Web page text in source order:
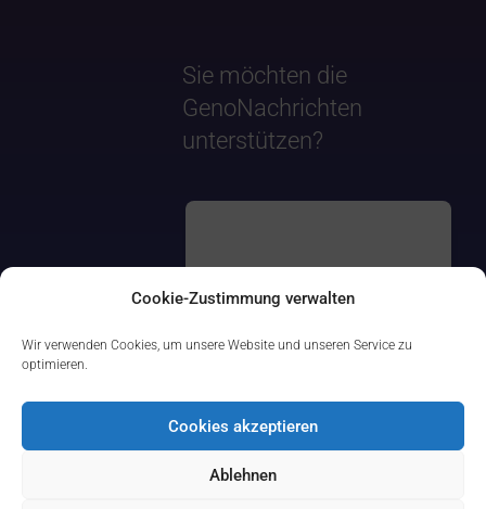
Cookie-Zustimmung verwalten
Wir verwenden Cookies, um unsere Website und unseren Service zu
optimieren.
Cookies akzeptieren
Ablehnen
Sie möchten die
GenoNachrichten
unterstützen?